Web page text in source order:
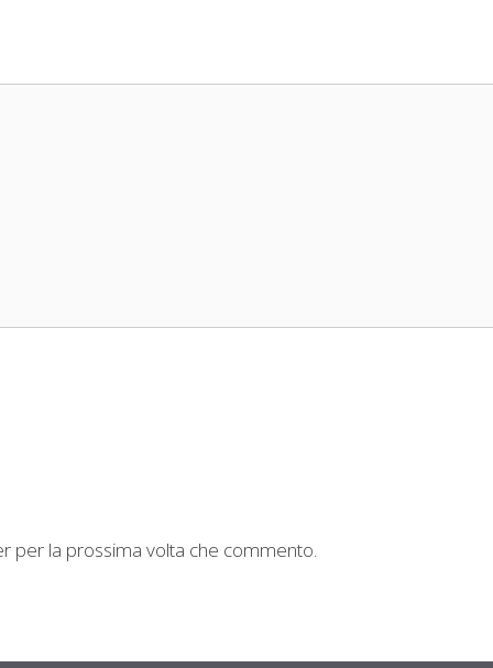
per la prossima volta che commento.